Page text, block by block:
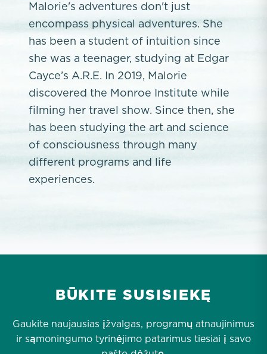
Malorie's adventures don't just
encompass physical adventures. She
has been a student of intuition since
she was a teenager, studying at Edgar
Cayce’s A.R.E. In 2019, Malorie
discovered the Monroe Institute while
filming her travel show. Since then, she
has been studying the art and science
of consciousness through many
different programs and life
experiences.
BŪKITE SUSISIEKĘ
Gaukite naujausias įžvalgas, programų atnaujinimus
ir sąmoningumo tyrinėjimo patarimus tiesiai į savo